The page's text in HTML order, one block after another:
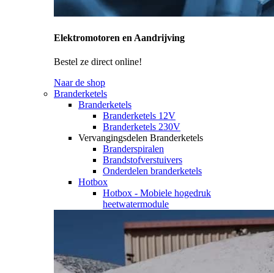
Elektromotoren en Aandrijving
Bestel ze direct online!
Naar de shop
Branderketels
Branderketels
Branderketels 12V
Branderketels 230V
Vervangingsdelen Branderketels
Branderspiralen
Brandstofverstuivers
Onderdelen branderketels
Hotbox
Hotbox - Mobiele hogedruk
heetwatermodule